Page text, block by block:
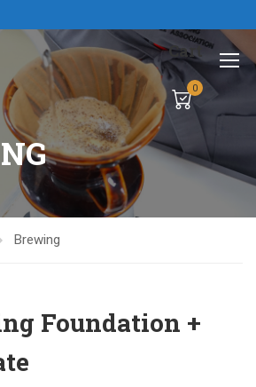
Cart
0
Brewing
Foundation +